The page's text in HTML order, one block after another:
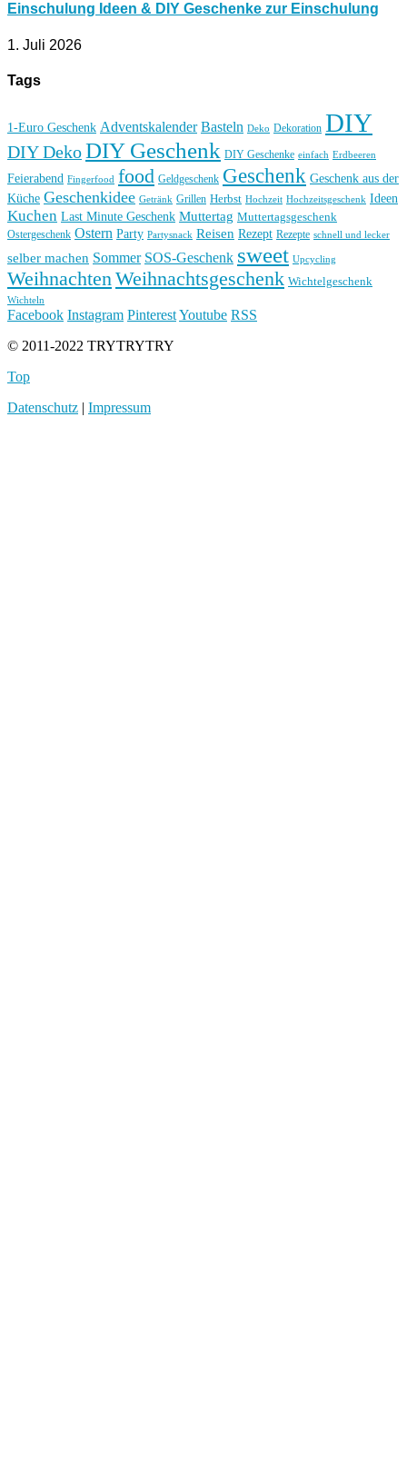
Einschulung Ideen & DIY Geschenke zur Einschulung
1. Juli 2026
Tags
1-Euro Geschenk Adventskalender Basteln Deko Dekoration DIY
DIY DekoDIY Geschenk DIY Geschenke einfach Erdbeeren
Feierabend Fingerfood food Geldgeschenk Geschenk Geschenk aus der
Küche Geschenkidee Getränk Grillen Herbst Hochzeit Hochzeitsgeschenk Ideen
Kuchen Last Minute Geschenk Muttertag Muttertagsgeschenk
Ostergeschenk Ostern Party Partysnack Reisen Rezept Rezepte schnell und lecker
selber machen Sommer SOS-Geschenk sweet Upcycling
WeihnachtenWeihnachtsgeschenk Wichtelgeschenk
Wichteln
Facebook Instagram PinterestYoutube RSS
© 2011-2022 TRYTRYTRY
Top
Datenschutz | Impressum